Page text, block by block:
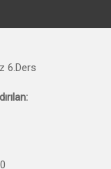
6.Ders